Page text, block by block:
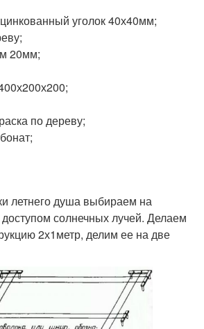
уголок 40х40мм;
20мм;
по дереву;
летнего душа выбираем на
доступом солнечных лучей. Делаем
2х1метр, делим ее на две